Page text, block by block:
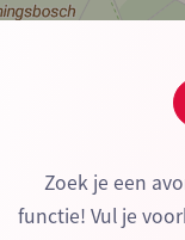
Zoek je een
functie! Vul je